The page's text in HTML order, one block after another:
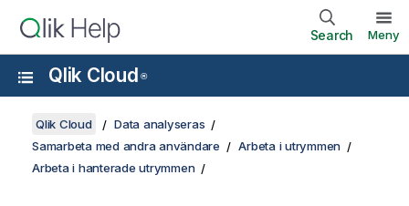
Search Meny
Qlik Cloud ®
Qlik Cloud
Data analyseras
Samarbeta med andra användare
Arbeta i utrymmen
Arbeta i hanterade utrymmen